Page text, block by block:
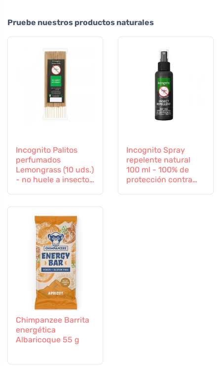
Pruebe nuestros productos naturales
Incognito Palitos
perfumados
Lemongrass (10 uds.)
- no huele a insectos
Incognito Spray
repelente natural
100 ml - 100% de
protección contra
Chimpanzee Barrita
energética
Albaricoque 55 g